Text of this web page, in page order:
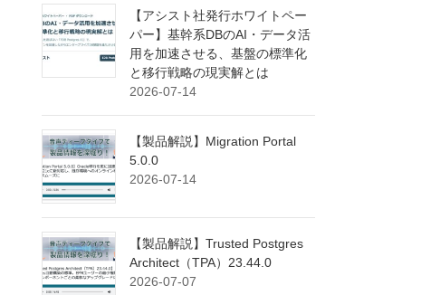
【アシスト社発行ホワイトペー
パー】基幹系DBのAI・データ活
用を加速させる、基盤の標準化
と移行戦略の現実解とは
2026-07-14
【製品解説】Migration Portal
5.0.0
2026-07-14
【製品解説】Trusted Postgres
Architect（TPA）23.44.0
2026-07-07